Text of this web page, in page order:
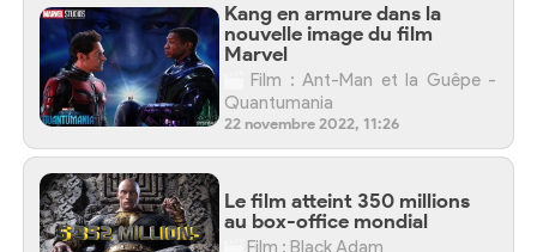
Kang en armure dans la
nouvelle image du film
Marvel
Film : Ant-Man et la Guêpe -
Quantumania
22 novembre 2022, 11:26
Le film atteint 350 millions
au box-office mondial